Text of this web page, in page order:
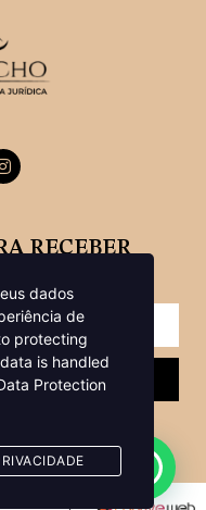
RECEBER
reservados |
dados
de
protecting
is handled
Protection